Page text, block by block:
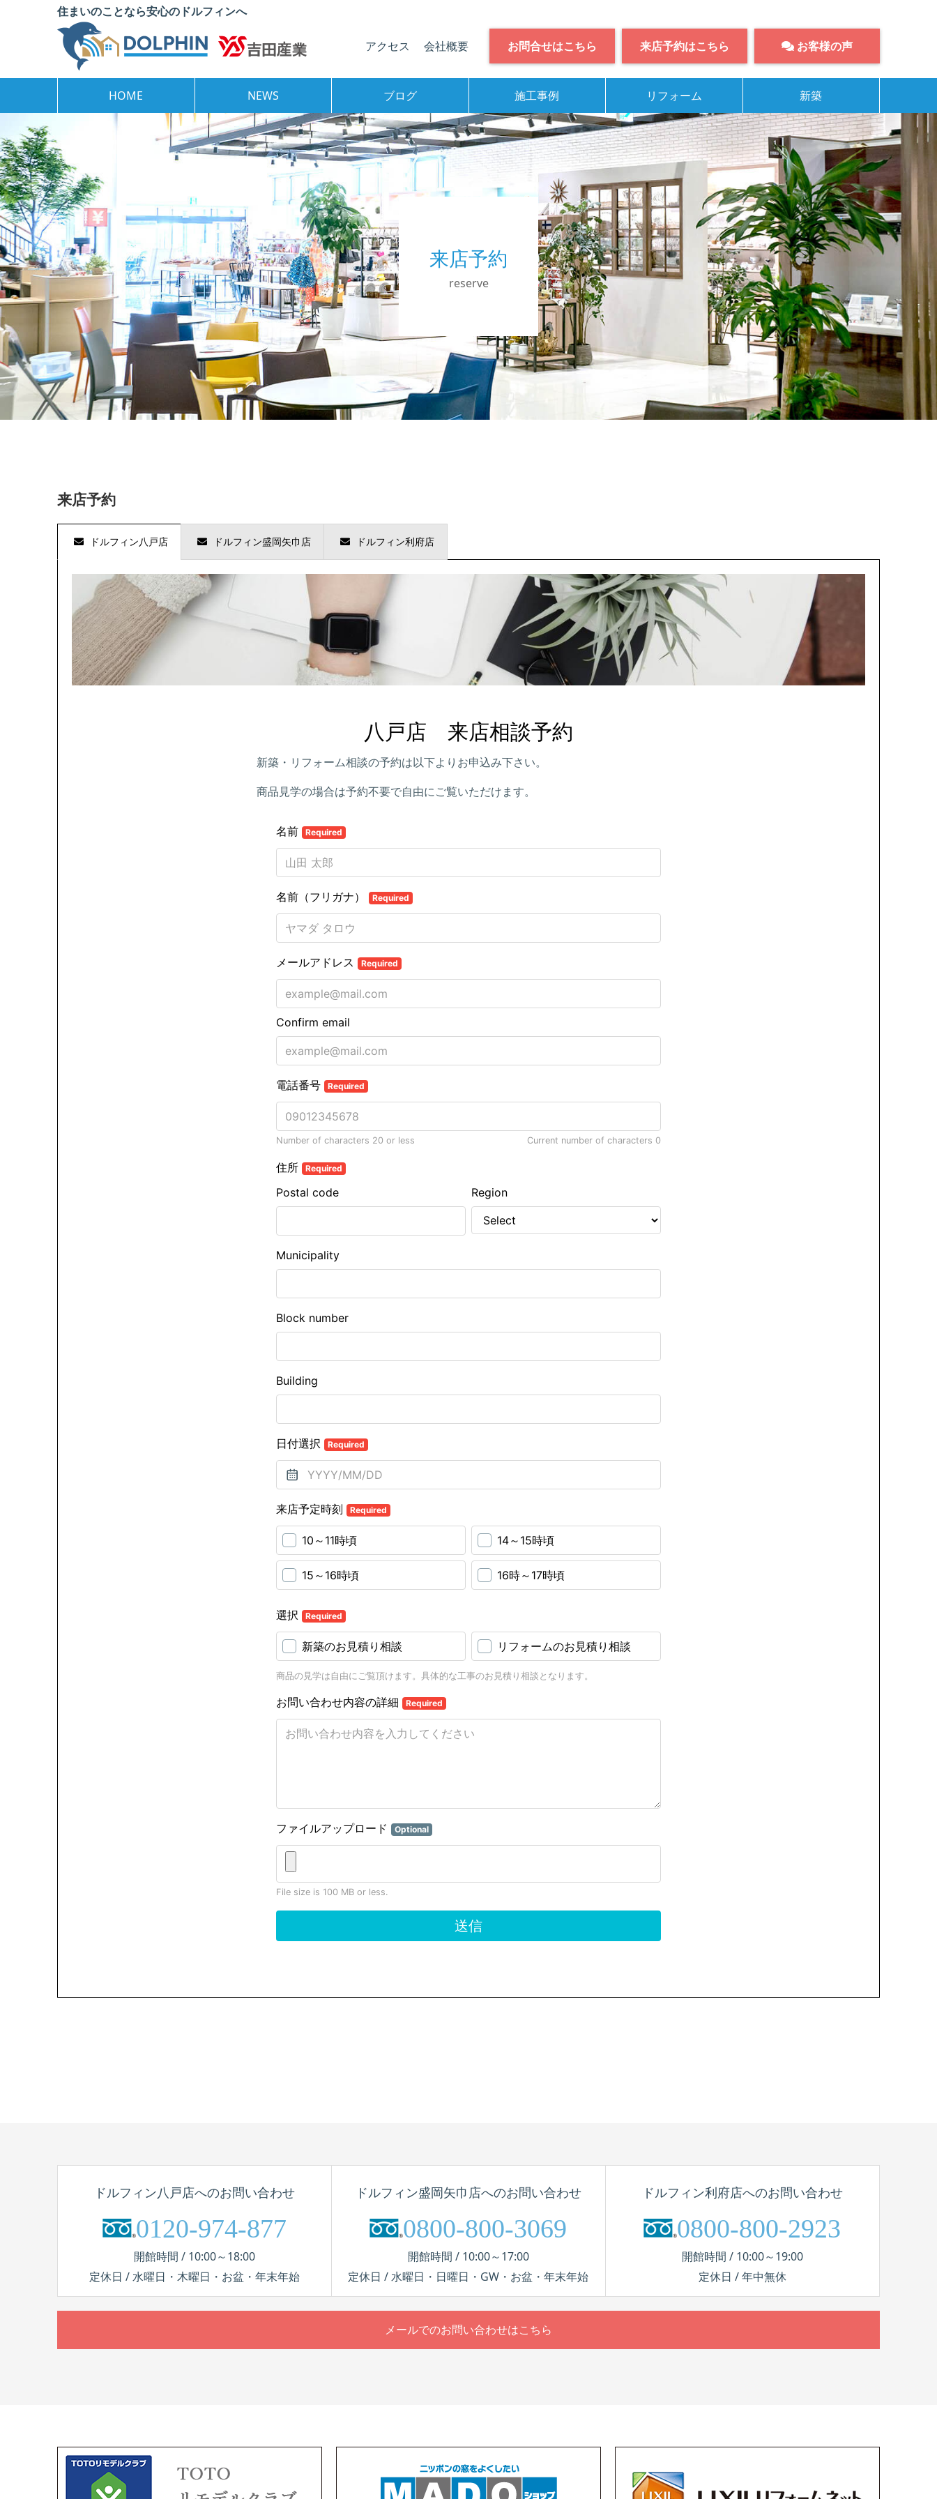
住まいのことなら安心のドルフィンへ
お客様の声
来店予約はこちら
お問合せはこちら
アクセス 会社概要
HOME NEWS ブログ 施工事例 リフォーム 新築
来店予約
reserve
来店予約
ドルフィン八戸店 ドルフィン盛岡矢巾店 ドルフィン利府店
ドルフィン八戸店へのお問い合わせ
0120-974-877
開館時間 / 10:00～18:00
定休日 / 水曜日・木曜日・お盆・年末年始
ドルフィン盛岡矢巾店へのお問い合わせ
0800-800-3069
開館時間 / 10:00～17:00
定休日 / 水曜日・日曜日・GW・お盆・年末年始
ドルフィン利府店へのお問い合わせ
0800-800-2923
開館時間 / 10:00～19:00
定休日 / 年中無休
メールでのお問い合わせはこちら